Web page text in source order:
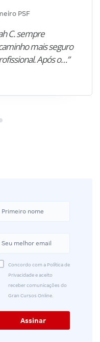
PSF
C. sempre
mais seguro
Após o…”
Concordo com a Política de
Privacidade e aceito
receber comunicações do
Gran Cursos Online.